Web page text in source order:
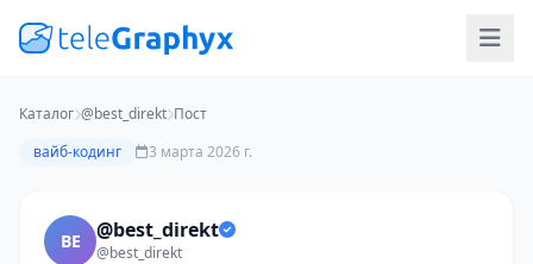
Каталог @best_direkt Пост
вайб-кодинг
3 марта 2026 г.
BE @best_direkt
@best_direkt